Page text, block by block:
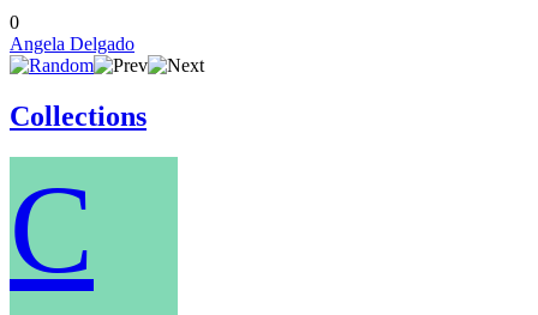
0
Angela Delgado
Collections
C